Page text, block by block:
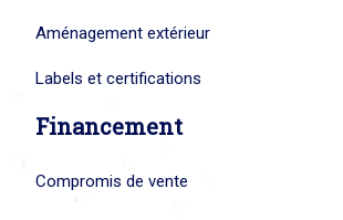
Aménagement extérieur
Labels et certifications
Financement
Compromis de vente